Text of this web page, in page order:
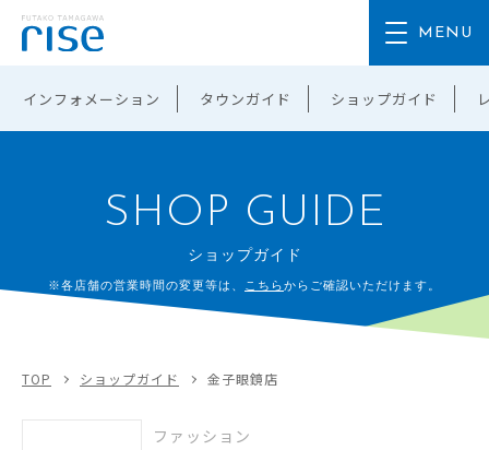
インフォメーション タウンガイド ショップガイド
SHOP GUIDE
ショップガイド
※各店舗の営業時間の変更等は、 こちらからご確認いただけます。
TOP ショップガイド 金子眼鏡店
ファッション